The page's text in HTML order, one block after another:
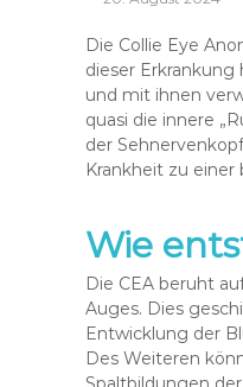
Die Collie Eye
dieser Erkrankung
und mit ihnen
quasi die innere
der
Krankheit zu
Wie
Die CEA beruht
Auges. Dies
Entwicklung der
Des Weiteren